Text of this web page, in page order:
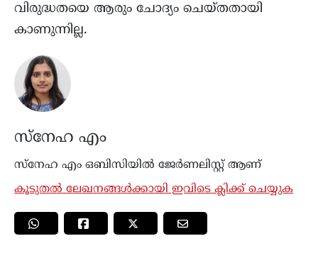
വിരുദ്ധതയെ ആരും ചോദ്യം ചെയ്തതായി
കാണുന്നില്ല.
സ്നേഹ എം
സ്നേഹ എം ഒബിസിയില്‍ ജേർണലിസ്റ്റ് ആണ്
കൂടുതൽ ലേഖനങ്ങൾക്കായി ഇവിടെ ക്ലിക്ക് ചെയ്യുക